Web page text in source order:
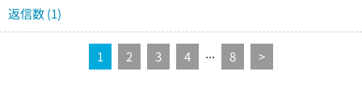
返信数 (1)
1 2 3 4 ... 8 >